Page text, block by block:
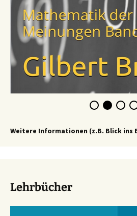
Weitere Informationen (z.B. Blick ins
Lehrbücher